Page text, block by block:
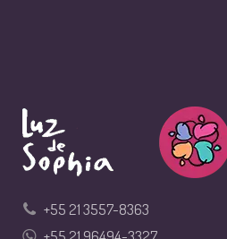
+55 21 3557-8363